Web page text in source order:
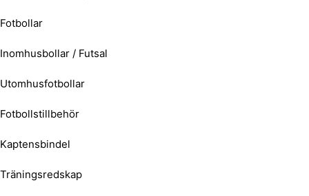
Fotbollar
Inomhusbollar / Futsal
Utomhusfotbollar
Fotbollstillbehör
Kaptensbindel
Träningsredskap